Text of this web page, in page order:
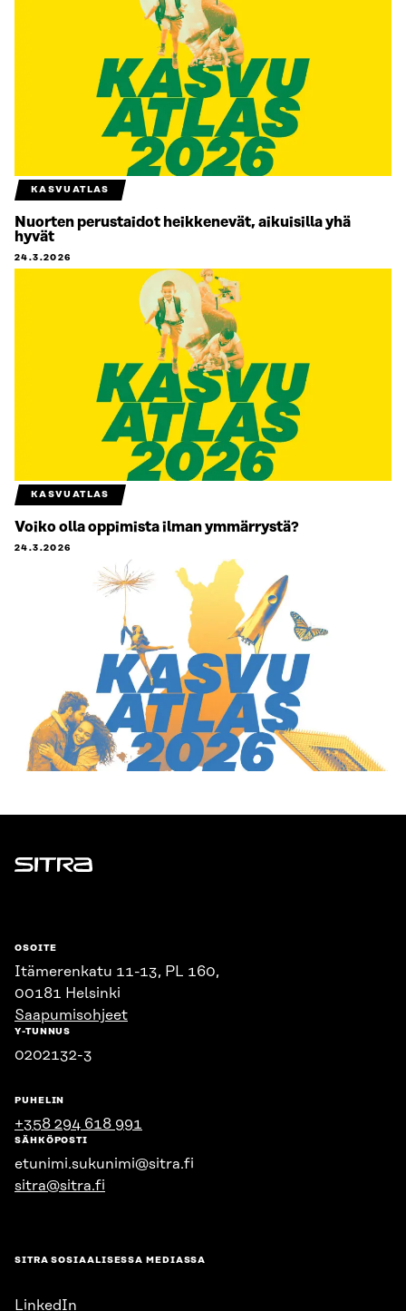
KASVUATLAS
Nuorten perustaidot heikkenevät, aikuisilla yhä
hyvät
24.3.2026
KASVUATLAS
Voiko olla oppimista ilman ymmärrystä?
24.3.2026
Sitra
OSOITE
Itämerenkatu 11-13, PL 160,
00181 Helsinki
Saapumisohjeet
Y-TUNNUS
0202132-3
PUHELIN
+358 294 618 991
SÄHKÖPOSTI
etunimi.sukunimi@sitra.fi
sitra@sitra.fi
SITRA SOSIAALISESSA MEDIASSA
LinkedIn